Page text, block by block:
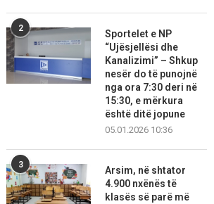
2
Sportelet e NP
“Ujësjellësi dhe
Kanalizimi” – Shkup
nesër do të punojnë
nga ora 7:30 deri në
15:30, e mërkura
është ditë jopune
05.01.2026 10:36
3
Arsim, në shtator
4.900 nxënës të
klasës së parë më